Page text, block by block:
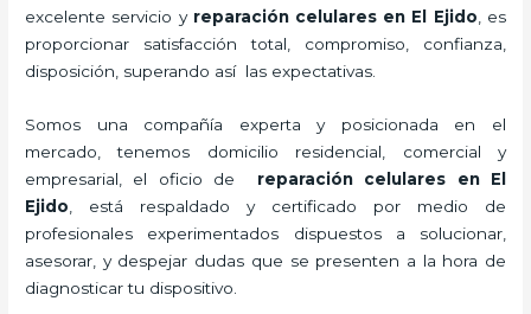
excelente servicio y reparación celulares en El Ejido , es
proporcionar satisfacción total, compromiso, confianza,
disposición, superando así las expectativas.
Somos una compañía experta y posicionada en el
mercado, tenemos domicilio residencial, comercial y
empresarial, el oficio de reparación celulares en El
Ejido , está respaldado y certificado por medio de
profesionales experimentados dispuestos a solucionar,
asesorar, y despejar dudas que se presenten a la hora de
diagnosticar tu dispositivo.